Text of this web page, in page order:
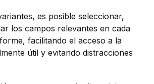
es posible seleccionar,
los campos relevantes en cada
facilitando el acceso a la
útil y evitando distracciones